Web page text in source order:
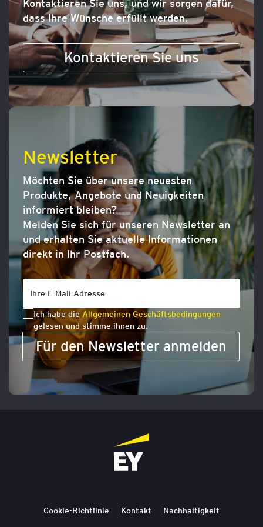
Kontaktieren Sie uns, und wir sorgen dafür,
dass Ihre Wünsche erfüllt werden.
Kontaktieren Sie uns
Newsletter
Möchten Sie über unsere neuesten
Produkte, Angebote und Neuigkeiten
informiert bleiben?
Melden Sie sich für unseren Newsletter an
und erhalten Sie aktuelle Informationen
direkt in Ihr Postfach.
Ich habe dieAllgemeinen Geschäftsbedingungen
gelesen und stimme ihnen zu.
Für den Newsletter anmelden
Cookie-Richtlinie Kontakt Nachhaltigkeit